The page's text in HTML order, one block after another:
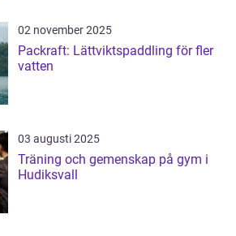
02 november 2025
Packraft: Lättviktspaddling för fler
vatten
03 augusti 2025
Träning och gemenskap på gym i
Hudiksvall